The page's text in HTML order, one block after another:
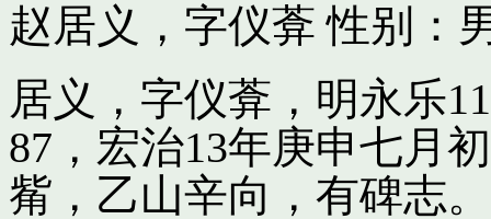
赵居义，字仪葊 性别：
居义，字仪葊，明永乐
87，宏治13年庚申七月
觜，乙山辛向，有碑志